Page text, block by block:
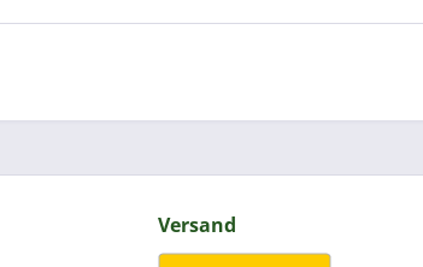
Versand